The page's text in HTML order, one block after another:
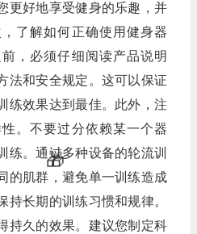
更好地享受健身的乐趣，并
了解如何正确使用健身器
，必须仔细阅读产品说明
法和安全规定。这可以保证
练效果达到最佳。此外，注
。不要过分依赖某一个器
练。通过多种设备的轮流训
的肌群，避免单一训练造成
持长期的训练习惯和规律。
持久的效果。建议您制定科